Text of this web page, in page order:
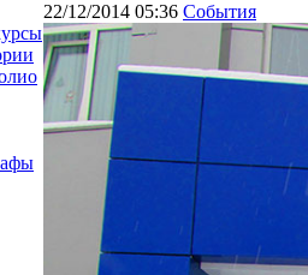
22/12/2014 05:36 События